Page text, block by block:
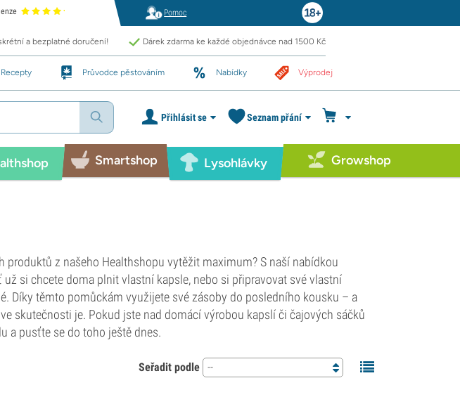
Pomoc
a bezplatné doručení! Dárek zdarma ke každé objednávce nad 1500 Kč
Recepty Průvodce pěstováním Nabídky Výprodej
Přihlásit se Seznam přání
Smartshop Lysohlávky Growshop
produktů z našeho Healthshopu vytěžit maximum? S naší nabídkou
si chcete doma plnit vlastní kapsle, nebo si připravovat své vlastní
Díky těmto pomůckám využijete své zásoby do posledního kousku – a
skutečnosti je. Pokud jste nad domácí výrobou kapslí či čajových sáčků
a pusťte se do toho ještě dnes.
Seřadit podle --